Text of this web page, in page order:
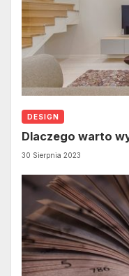
DESIGN
Dlaczego warto
30 Sierpnia 2023